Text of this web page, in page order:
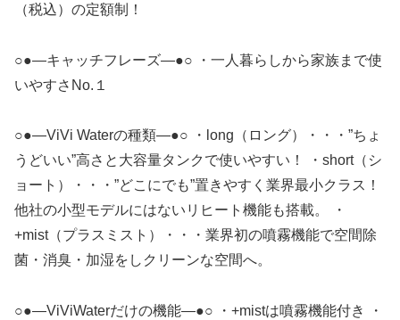
（税込）の定額制！
○●—キャッチフレーズ—●○ ・一人暮らしから家族まで使
いやすさNo.１
○●—ViVi Waterの種類—●○ ・long（ロング）・・・”ちょ
うどいい”高さと大容量タンクで使いやすい！ ・short（シ
ョート）・・・”どこにでも”置きやすく業界最小クラス！
他社の小型モデルにはないリヒート機能も搭載。 ・
+mist（プラスミスト）・・・業界初の噴霧機能で空間除
菌・消臭・加湿をしクリーンな空間へ。
○●—ViViWaterだけの機能—●○ ・+mistは噴霧機能付き ・